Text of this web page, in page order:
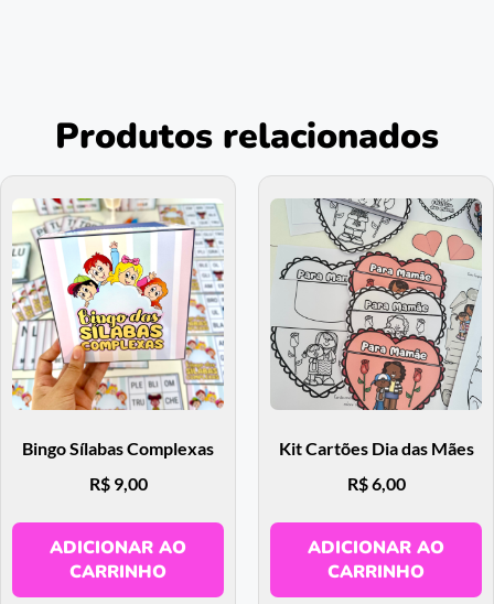
Produtos relacionados
Bingo Sílabas Complexas
R$9,00
ADICIONAR AO
CARRINHO
Kit Cartões Dia das Mães
R$6,00
ADICIONAR AO
CARRINHO